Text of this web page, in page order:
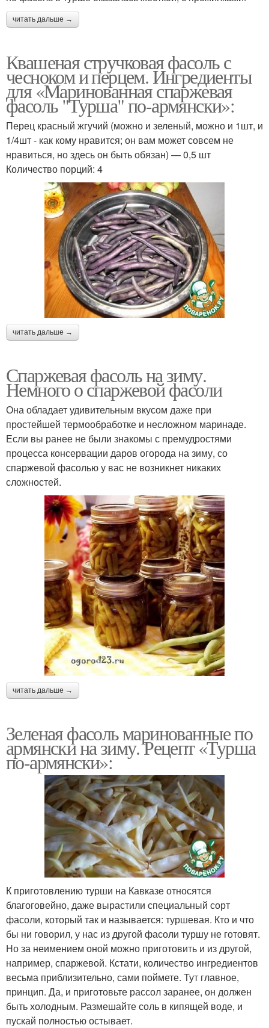
читать дальше →
Квашеная стручковая фасоль с
чесноком и перцем. Ингредиенты
для «Маринованная спаржевая
фасоль "Турша" по-армянски»:
Перец красный жгучий (можно и зеленый, можно и 1шт, и
1/4шт - как кому нравится; он вам может совсем не
нравиться, но здесь он быть обязан) — 0,5 шт
Количество порций: 4
читать дальше →
Спаржевая фасоль на зиму.
Немного о спаржевой фасоли
Она обладает удивительным вкусом даже при
простейшей термообработке и несложном маринаде.
Если вы ранее не были знакомы с премудростями
процесса консервации даров огорода на зиму, со
спаржевой фасолью у вас не возникнет никаких
сложностей.
читать дальше →
Зеленая фасоль маринованные по
армянски на зиму. Рецепт «Турша
по-армянски»:
К приготовлению турши на Кавказе относятся
благоговейно, даже вырастили специальный сорт
фасоли, который так и называется: туршевая. Кто и что
бы ни говорил, у нас из другой фасоли туршу не готовят.
Но за неимением оной можно приготовить и из другой,
например, спаржевой. Кстати, количество ингредиентов
весьма приблизительно, сами поймете. Тут главное,
принцип. Да, и приготовьте рассол заранее, он должен
быть холодным. Размешайте соль в кипящей воде, и
пускай полностью остывает.